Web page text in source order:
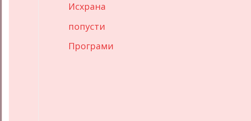
Исхрана
попусти
Програми